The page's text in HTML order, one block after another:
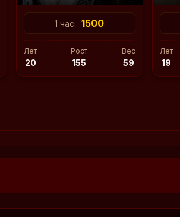
1 час: 1500
Лет
20
Рост
155
Вес
59
Лет
19